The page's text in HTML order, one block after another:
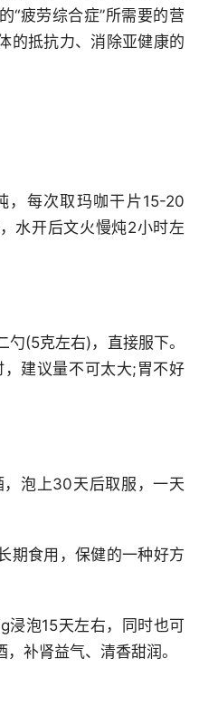
“疲劳综合症”所需要的营
的抵抗力、消除亚健康的
每次取玛咖干片15-20
水开后文火慢炖2小时左
(5克左右)，直接服下。
建议量不可太大;胃不好
泡上30天后取服，一天
期食用，保健的一种好方
浸泡15天左右，同时也可
补肾益气、清香甜润。